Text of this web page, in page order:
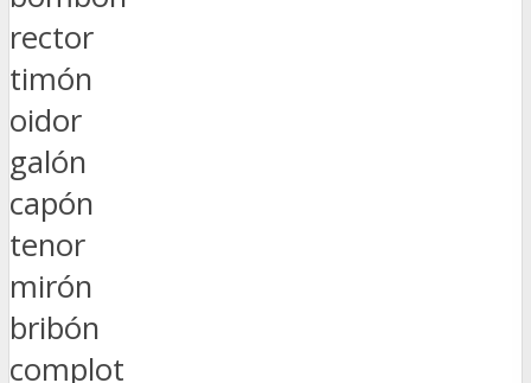
rector
timón
oidor
galón
capón
tenor
mirón
bribón
complot